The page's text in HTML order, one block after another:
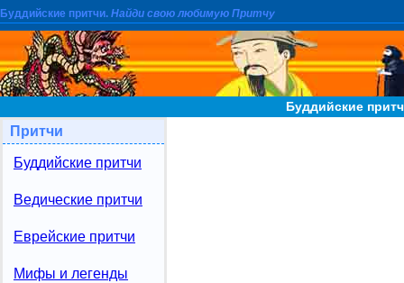
Буддийские притчи. Найди свою любимую Притчу
Буддийские
Притчи
Буддийские притчи
Ведические притчи
Еврейские притчи
Мифы и легенды